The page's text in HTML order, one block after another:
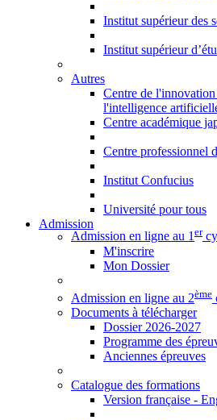
Institut supérieur des
Institut supérieur
Autres
Centre de
l'intelligence
Centre académique
Centre professionnel
Institut Confucius
Université pour tous
Admission
Admission en ligne au 1er
M'inscrire
Mon Dossier
Admission en ligne au 2ème
Documents à télécharger
Dossier 2026-2027
Programme des
Anciennes épreuves
Catalogue des formations
Version française -